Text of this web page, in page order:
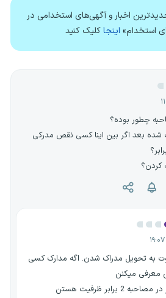
اخبار و آگهی‌های استخدامی در
استخدام» اینجاکلیک کنید
چطور بوده؟
شده بعد اگر بین اینا کسی نقص مدرکی
به تحویل مدراک شدن. اگه مدارک کسی
معرفی میکنن
ظرفیت هستن